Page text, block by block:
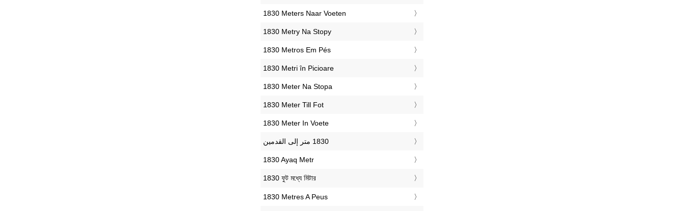
‎1830 Meters Naar Voeten
‎1830 Metry Na Stopy
‎1830 Metros Em Pés
‎1830 Metri în Picioare
‎1830 Meter Na Stopa
‎1830 Meter Till Fot
‎1830 Meter In Voete
‎1830 Ayaq Metr
‎1830 ফুট মধ্যে মিটার
‎1830 Metres A Peus